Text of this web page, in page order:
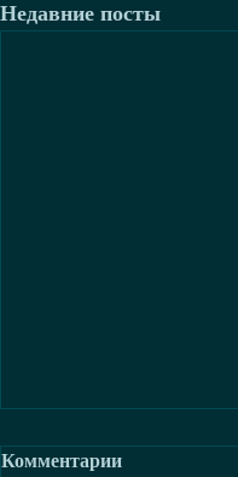
Недавние посты
Комментарии